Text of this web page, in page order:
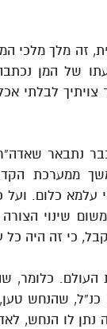
זה מלך מלכי
של המן
לבלתי
נתבאר
ממערכת
עלמא כלום. ועל
שינוי
כי זה היה
כלומר,
שהנחש
לו הנחש,